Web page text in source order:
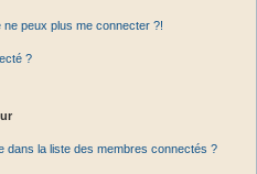
peux plus me connecter ?!
?
dans la liste des membres connectés ?